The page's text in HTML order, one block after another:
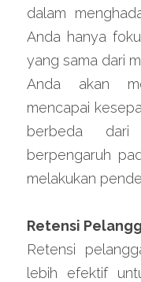
dalam
Anda hanya
yang sama dari
Anda akan
mencapai
berbeda dari
berpengaruh
melakukan
Retensi
Retensi
lebih efektif